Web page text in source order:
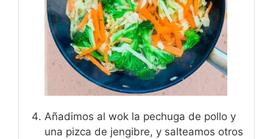
Añadimos al wok la pechuga de pollo y
una pizca de jengibre, y salteamos otros